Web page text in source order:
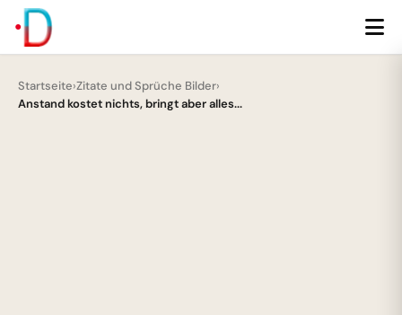
Startseite›Zitate und Sprüche Bilder›
Anstand kostet nichts, bringt aber alles...